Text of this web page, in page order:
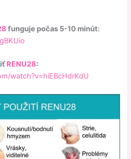
funguje počas 5-10 minút:
RENU28:
watch?v=hiEBcHdrKdU